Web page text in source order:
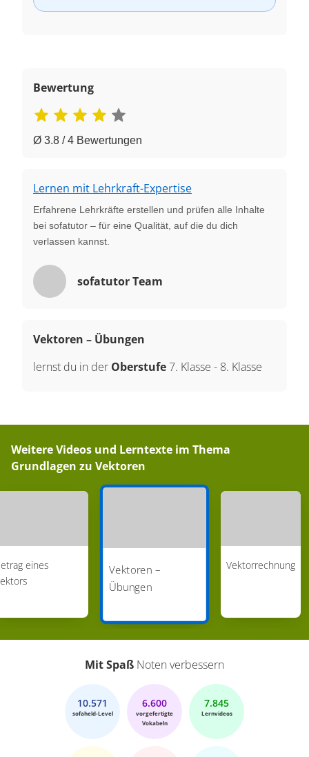
Bewertung
Ø 3.8 / 4 Bewertungen
Lernen mit Lehrkraft-Expertise
Erfahrene Lehrkräfte erstellen und prüfen alle Inhalte
bei sofatutor – für eine Qualität, auf die du dich
verlassen kannst.
sofatutor Team
Vektoren – Übungen
lernst du in der Oberstufe7. Klasse - 8. Klasse
Weitere Videos und Lerntexte im Thema
Grundlagen zu Vektoren
eines
Vektoren –
Übungen
Vektorrechnung
Mit Spaß Noten verbessern
10.571
sofaheld-Level
6.600
vorgefertigte
Vokabeln
7.845
Lernvideos